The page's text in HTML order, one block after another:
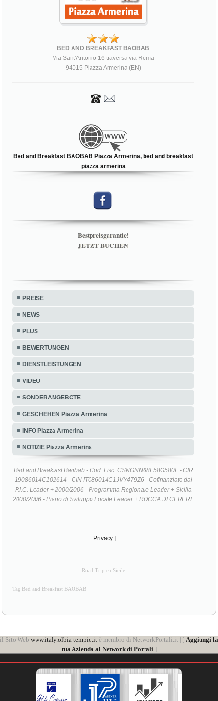
BED AND BREAKFAST BAOBAB
Via Sant'Antonio 16 traversa via Roma
94015 Piazza Armerina (EN)
Bed and Breakfast BAOBAB Piazza Armerina, bed and breakfast
piazza armerina
Bestpreisgarantie!
JETZT BUCHEN
PREISE
NEWS
PLUS
BEWERTUNGEN
DIENSTLEISTUNGEN
VIDEO
SONDERANGEBOTE
GESCHEHEN Piazza Armerina
INFO Piazza Armerina
NOTIZIE Piazza Armerina
Bed and Breakfast Baobab - Cod. Fisc. CSNGNN68L58G580F - CIR
19086014C102614 - CIN IT086014C1JVY479Z6 - Cofinanziato dal
P.I.C. Leader + 2000/2006 - Programma Regionale Leader + Sicilia
2000/2006 - Piano di Sviluppo Locale Leader + ROCCA DI CERERE
[ Privacy ]
Road Trip en Sicile
Tag Bed and Breakfast BAOBAB
il Sito Web www.italy.olbia-tempio.it è membro di NetworkPortali.it | [ Aggiungi la
tua Azienda al Network di Portali ]